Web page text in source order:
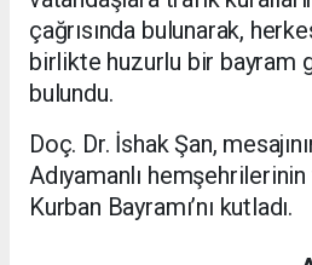
çağrısında bulunarak,
birlikte huzurlu bir bayram
bulundu.
Doç. Dr. İshak Şan,
Adıyamanlı
Kurban Bayramı’nı kutladı.